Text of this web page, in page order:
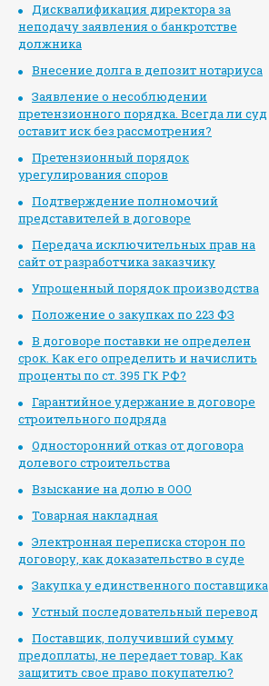
Дисквалификация директора за
неподачу заявления о банкротстве
должника
Внесение долга в депозит нотариуса
Заявление о несоблюдении
претензионного порядка. Всегда ли суд
оставит иск без рассмотрения?
Претензионный порядок
урегулирования споров
Подтверждение полномочий
представителей в договоре
Передача исключительных прав на
сайт от разработчика заказчику
Упрощенный порядок производства
Положение о закупках по 223 ФЗ
В договоре поставки не определен
срок. Как его определить и начислить
проценты по ст. 395 ГК РФ?
Гарантийное удержание в договоре
строительного подряда
Односторонний отказ от договора
долевого строительства
Взыскание на долю в ООО
Товарная накладная
Электронная переписка сторон по
договору, как доказательство в суде
Закупка у единственного поставщика
Устный последовательный перевод
Поставщик, получивший сумму
предоплаты, не передает товар. Как
защитить свое право покупателю?